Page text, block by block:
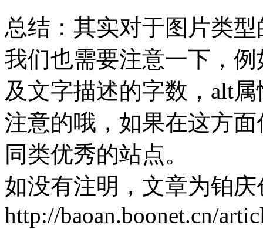
总结：其实对于图片类
我们也需要注意一下，
及文字描述的字数，alt
注意的哦，如果在这方
同类优秀的站点。
如没有注明，文章为铂
http://baoan.boonet.cn/